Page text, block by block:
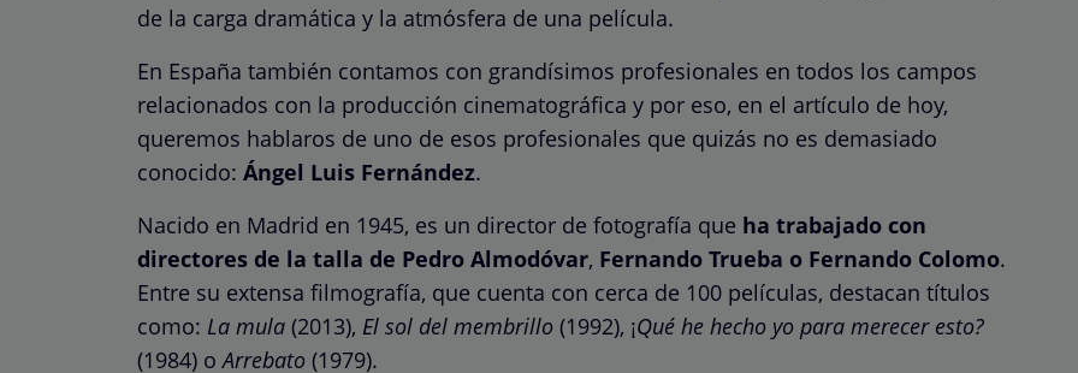
de la carga dramática y la atmósfera de una película.
En España también contamos con grandísimos profesionales en todos los campos
relacionados con la producción cinematográfica y por eso, en el artículo de hoy,
queremos hablaros de uno de esos profesionales que quizás no es demasiado
conocido: Ángel Luis Fernández.
Nacido en Madrid en 1945, es un director de fotografía que ha trabajado con
directores de la talla de Pedro Almodóvar, Fernando Trueba o Fernando Colomo.
Entre su extensa filmografía, que cuenta con cerca de 100 películas, destacan títulos
como: La mula (2013), El sol del membrillo (1992), ¡Qué he hecho yo para merecer esto?
(1984) oArrebato (1979).